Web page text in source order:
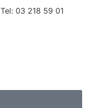
Tel: 03 218 59 01